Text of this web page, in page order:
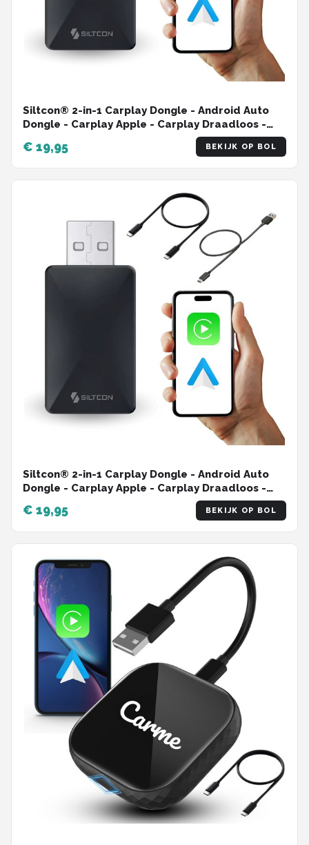
Siltcon® 2-in-1 Carplay Dongle - Android Auto
Dongle - Carplay Apple - Carplay Draadloos -
Wireless Carplay - Android Auto - USB - USB-C -
Zwart - 2024 Model
€ 19,95 BEKIJK OP BOL
Siltcon® 2-in-1 Carplay Dongle - Android Auto
Dongle - Carplay Apple - Carplay Draadloos -
Wireless Carplay - Android Auto - USB - USB-C -
Zwart - 2024 Model
€ 19,95 BEKIJK OP BOL